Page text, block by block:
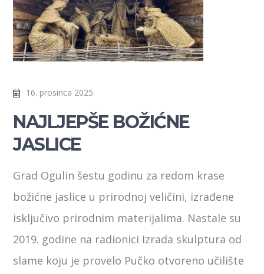
16. prosinca 2025.
NAJLJEPŠE BOŽIĆNE
JASLICE
Grad Ogulin šestu godinu za redom krase
božićne jaslice u prirodnoj veličini, izrađene
isključivo prirodnim materijalima. Nastale su
2019. godine na radionici Izrada skulptura od
slame koju je provelo Pučko otvoreno učilište